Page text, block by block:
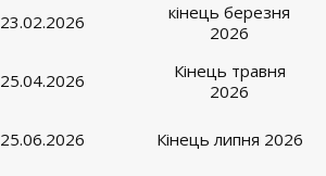
23.02.2026
кінець березня
2026
25.04.2026
Кінець травня
2026
25.06.2026 Кінець липня 2026